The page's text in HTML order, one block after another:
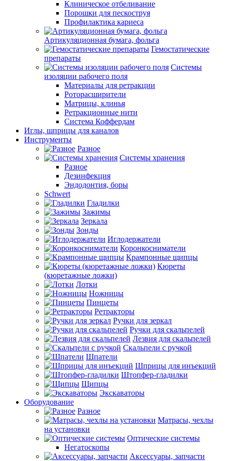
Клиническое отбеливание
Порошки для пескоструя
Профилактика кариеса
Артикуляционная бумага, фольга
Гемостатические
препараты
Системы
изоляции рабочего поля
Материалы для ретракции
Роторасширители
Матрицы, клинья
Ретракционные нити
Система Коффердам
Иглы, шприцы для каналов
Инструменты
Разное
Системы хранения
Разное
Дезинфекция
Эндодонтия, боры
Schwert
Гладилки
Зажимы
Зеркала
Зонды
Иглодержатели
Коронкосниматели
Крампонные щипцы
Кюреты
(кюретажные ложки)
Лотки
Ножницы
Пинцеты
Ретракторы
Ручки для зеркал
Ручки для скальпелей
Лезвия для скальпелей
Скальпели с ручкой
Шпатели
Шприцы для инъекций
Штопфер-гладилки
Щипцы
Экскаваторы
Оборудование
Разное
Матрасы, чехлы
на установки
Оптические системы
Негатоскопы
Аксессуары, запчасти